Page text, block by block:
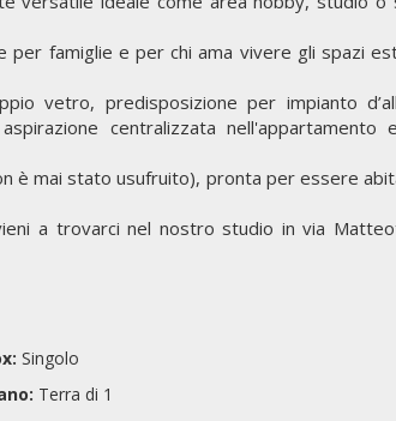
per famiglie e per chi ama vivere gli spazi
vetro, predisposizione per impianto
centralizzata nell'appartamento
è mai stato usufruito), pronta per essere
a trovarci nel nostro studio in via
Singolo
Terra di 1